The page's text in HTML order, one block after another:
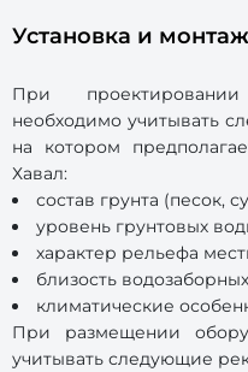
Установка и
При
необходимо учитывать
на котором
Хавал:
состав грунта (песок,
уровень грунтовых
характер рельефа
близость
климатические
При размещении
учитывать следующие